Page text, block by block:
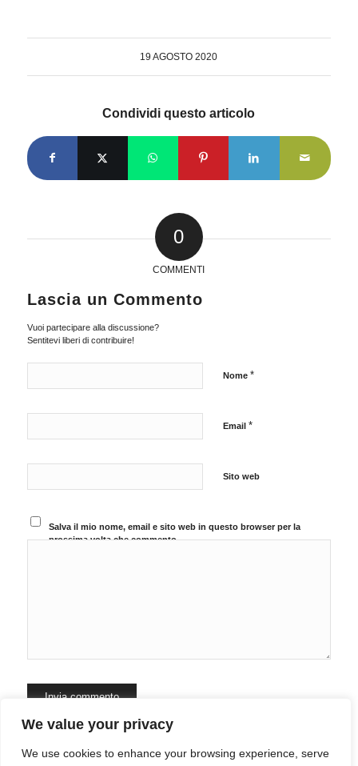
We value your privacy
We use cookies to enhance your browsing experience, serve
19 AGOSTO 2020
Condividi questo articolo
0
COMMENTI
Lascia un Commento
Vuoi partecipare alla discussione?
Sentitevi liberi di contribuire!
Nome *
Email *
Sito web
Salva il mio nome, email e sito web in questo browser per la
prossima volta che commento.
Questo sito utilizza Akismet per ridurre lo spam.Scopri come